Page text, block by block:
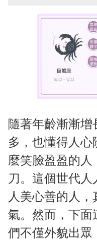
隨著年齡漸漸增
多，也懂得人
麼笑臉盈盈的
刀。這個世代人
人美心善的人
氣。然而，下面
們不僅外貌出眾